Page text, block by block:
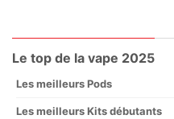
Le top de la vape 2025
Les meilleurs Pods
Les meilleurs Kits débutants